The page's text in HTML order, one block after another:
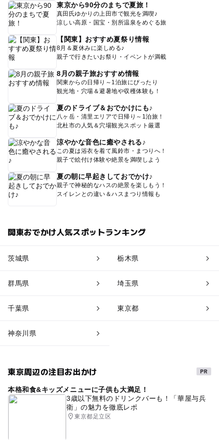
東京から90分のまちで夏旅！
真田氏ゆかりの上田市で観光を満喫♪
涼しい高原・国宝・別所温泉をめぐる旅
【関東】おすすめ夏祭り情報
8月＆夏休みに楽しめる♪
親子で行きたいお祭り・イベントが満載
8月の親子旅おすすめ情報
関東からの日帰り～1泊旅にぴったり
観光地・穴場＆避暑地や収穫体験も！
夏のドライブ＆おでかけにも♪
八ヶ岳・清里エリアで日帰り～1泊旅！
北杜市の人気＆穴場観光スポット厳選
涼やかな音色に癒やされる♪
この夏は浴衣を着て風鈴市・まつりへ！
親子で絵付け体験や絶景を満喫しよう
夏の朝に早起きしておでかけ♪
親子で神秘的なハスの絶景を楽しもう！
スイレンとの違い＆ハスまつり情報も
関東おでかけ人気スポットランキング
茨城県 栃木県
群馬県 埼玉県
千葉県 東京都
神奈川県
東京周辺の注目お出かけ
本格和食&キッズメニューに子供も大満足！
3歳以下無料のドリンクバーも！「華屋与兵
衛」の魅力を徹底レポ
東京都足立区